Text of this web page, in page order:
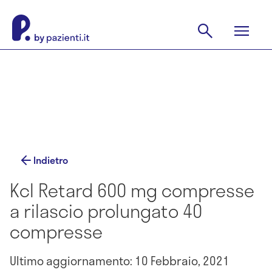
Indietro
Kcl Retard 600 mg compresse
a rilascio prolungato 40
compresse
Ultimo aggiornamento: 10 Febbraio, 2021